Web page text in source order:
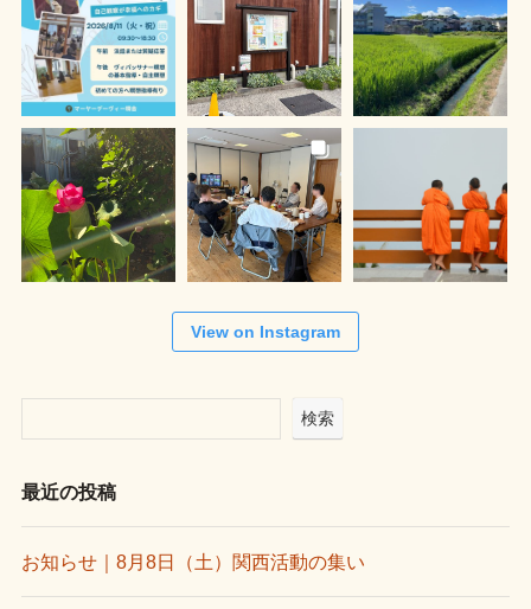
View on Instagram
検索
最近の投稿
お知らせ｜8月8日（土）関西活動の集い